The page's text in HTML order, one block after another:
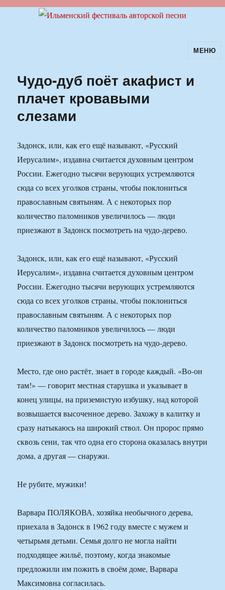
Ильменский фестиваль авторскойМЕНЮ
Чудо-дуб поёт акафист и
плачет кровавыми
слезами
Задонск, или, как его ещё называют, «Русский
Иерусалим», издавна считается духовным центром
России. Ежегодно тысячи верующих устремляются
сюда со всех уголков страны, чтобы поклониться
православным святыням. А с некоторых пор
количество паломников увеличилось — люди
приезжают в Задонск посмотреть на чудо-дерево.
Задонск, или, как его ещё называют, «Русский
Иерусалим», издавна считается духовным центром
России. Ежегодно тысячи верующих устремляются
сюда со всех уголков страны, чтобы поклониться
православным святыням. А с некоторых пор
количество паломников увеличилось — люди
приезжают в Задонск посмотреть на чудо-дерево.
Место, где оно растёт, знает в городе каждый. «Во-он
там!» — говорит местная старушка и указывает в
конец улицы, на приземистую избушку, над которой
возвышается высоченное дерево. Захожу в калитку и
сразу натыкаюсь на широкий ствол. Он пророс прямо
сквозь сени, так что одна его сторона оказалась внутри
дома, а другая — снаружи.
Не рубите, мужики!
Варвара ПОЛЯКОВА, хозяйка необычного дерева,
приехала в Задонск в 1962 году вместе с мужем и
четырьмя детьми. Семья долго не могла найти
подходящее жильё, поэтому, когда знакомые
предложили им пожить в своём доме, Варвара
Максимовна согласилась.